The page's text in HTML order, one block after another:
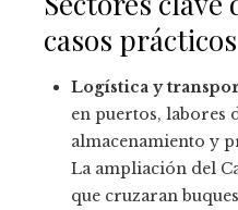
casos prácticos
Logística y
en puertos, labores
almacenamiento y
La ampliación del
que cruzaran